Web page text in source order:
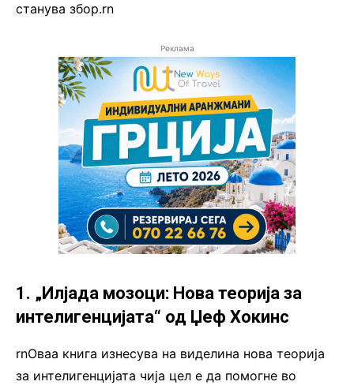
станува збор.rn
Реклама
1. „Илјада мозоци: Нова теорија за
интелигенцијата“ од Џеф Хокинс
rnОваа книга изнесува на виделина нова теорија
за интелигенцијата чија цел е да помогне во